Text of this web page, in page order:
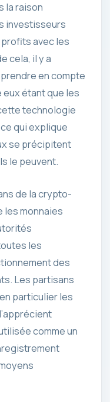
la raison
investisseurs
avec les
cela, il y a
en compte
eux étant que les
technologie
ce qui explique
se précipitent
le peuvent.
de la crypto-
les monnaies
les
des
Les partisans
particulier les
comme un